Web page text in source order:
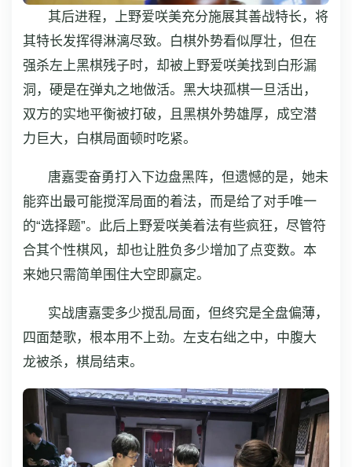
其后进程，上野爱咲美充分施展其善战特长，将
其特长发挥得淋漓尽致。白棋外势看似厚壮，但在
强杀左上黑棋残子时，却被上野爱咲美找到白形漏
洞，硬是在弹丸之地做活。黑大块孤棋一旦活出，
双方的实地平衡被打破，且黑棋外势雄厚，成空潜
力巨大，白棋局面顿时吃紧。
唐嘉雯奋勇打入下边盘黑阵，但遗憾的是，她未
能弈出最可能搅浑局面的着法，而是给了对手唯一
的“选择题”。此后上野爱咲美着法有些疯狂，尽管符
合其个性棋风，却也让胜负多少增加了点变数。本
来她只需简单围住大空即赢定。
实战唐嘉雯多少搅乱局面，但终究是全盘偏薄，
四面楚歌，根本用不上劲。左支右绌之中，中腹大
龙被杀，棋局结束。